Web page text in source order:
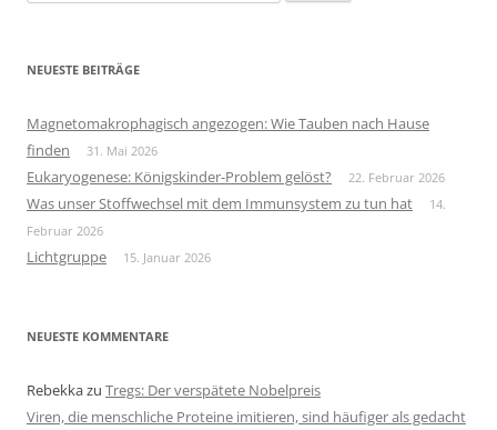
nach:
NEUESTE BEITRÄGE
Magnetomakrophagisch angezogen: Wie Tauben nach Hause
finden
31. Mai 2026
Eukaryogenese: Königskinder-Problem gelöst? 22. Februar 2026
Was unser Stoffwechsel mit dem Immunsystem zu tun hat
14.
Februar 2026
Lichtgruppe 15. Januar 2026
NEUESTE KOMMENTARE
Rebekkazu Tregs: Der verspätete Nobelpreis
Viren, die menschliche Proteine imitieren, sind häufiger als gedacht